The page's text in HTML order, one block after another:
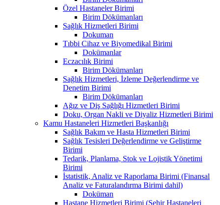
Özel Hastaneler Birimi
Birim Dökümanları
Sağlık Hizmetleri Birimi
Dokuman
Tıbbi Cihaz ve Biyomedikal Birimi
Dokümanlar
Eczacılık Birimi
Birim Dökümanları
Sağlık Hizmetleri, İzleme Değerlendirme ve
Denetim Birimi
Birim Dökümanları
Ağız ve Diş Sağlığı Hizmetleri Birimi
Doku, Organ Nakli ve Diyaliz Hizmetleri Birimi
Kamu Hastaneleri Hizmetleri Başkanlığı
Sağlık Bakım ve Hasta Hizmetleri Birimi
Sağlık Tesisleri Değerlendirme ve Geliştirme
Birimi
Tedarik, Planlama, Stok ve Lojistik Yönetimi
Birimi
İstatistik, Analiz ve Raporlama Birimi (Finansal
Analiz ve Faturalandırma Birimi dahil)
Doküman
Hastane Hizmetleri Birimi (Şehir Hastaneleri